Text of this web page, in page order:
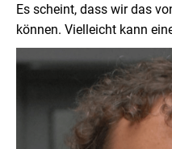
Es scheint, dass wir das
können. Vielleicht kann